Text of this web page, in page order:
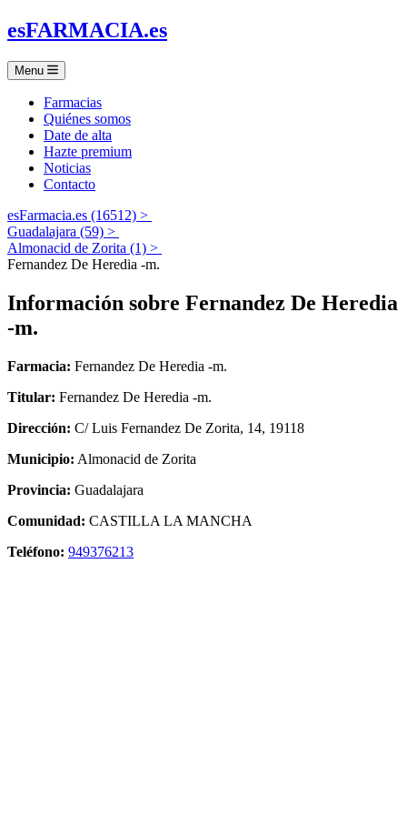
esFARMACIA.es
Menu
Farmacias
Quiénes somos
Date de alta
Hazte premium
Noticias
Contacto
esFarmacia.es (16512) >
Guadalajara (59) >
Almonacid de Zorita (1) >
Fernandez De Heredia -m.
Información sobre Fernandez De Heredia
-m.
Farmacia: Fernandez De Heredia -m.
Titular: Fernandez De Heredia -m.
Dirección: C/ Luis Fernandez De Zorita, 14, 19118
Municipio: Almonacid de Zorita
Provincia: Guadalajara
Comunidad: CASTILLA LA MANCHA
Teléfono: 949376213